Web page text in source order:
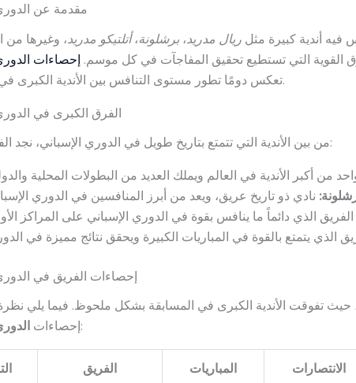
مقدمة عن
فيه أندية كبيرة مثلريال مدريد،برشلونة،أتلتيكو مدريد، وغيرها من
القوية التي تستطيع تحقيق المفاجآت في كل موسم. إحصاءات
تعكس دومًا تطور مستوى التنافس بين الأندية الكبرى في المسابقة.
الفرق الكبرى في
من بين الأندية التي تتمتع بتاريخ طويل في الدوري الإسباني، نجد الفرق التالية:
إحصاءات الفريق في
تفوقت الأندية الكبرى في المسابقة بشكل ملحوظ. فيما يلي
إحصاءات:
الفريق المباريات الانتصارات